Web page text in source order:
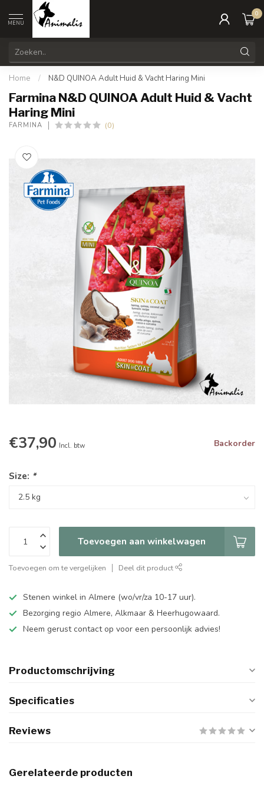
MENU
0
Home / N&D QUINOA Adult Huid & Vacht Haring Mini
Farmina N&D QUINOA Adult Huid & Vacht
Haring Mini
FARMINA (0)
€37,90 Incl. btw Backorder
Size: *
Toevoegen aan winkelwagen
Toevoegen om te vergelijken Deel dit product
Stenen winkel in Almere (wo/vr/za 10-17 uur).
Bezorging regio Almere, Alkmaar & Heerhugowaard.
Neem gerust contact op voor een persoonlijk advies!
Productomschrijving
Specificaties
Reviews
Gerelateerde producten